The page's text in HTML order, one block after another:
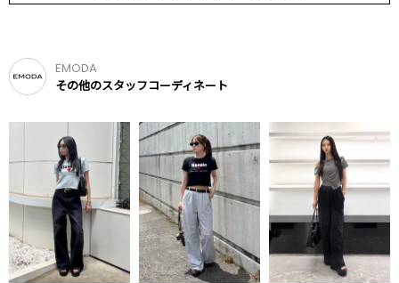
EMODA
その他のスタッフコーディネート